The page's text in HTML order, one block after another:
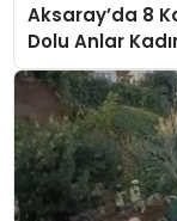
Aksaray’da 8
Dolu Anlar